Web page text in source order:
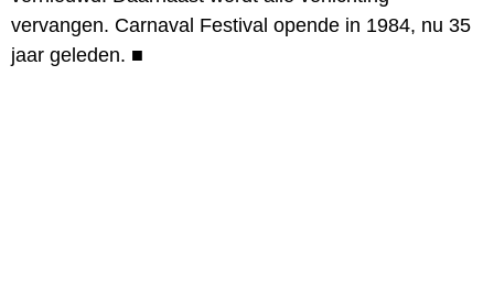
vervangen. Carnaval Festival opende in 1984, nu 35
jaar geleden. ■